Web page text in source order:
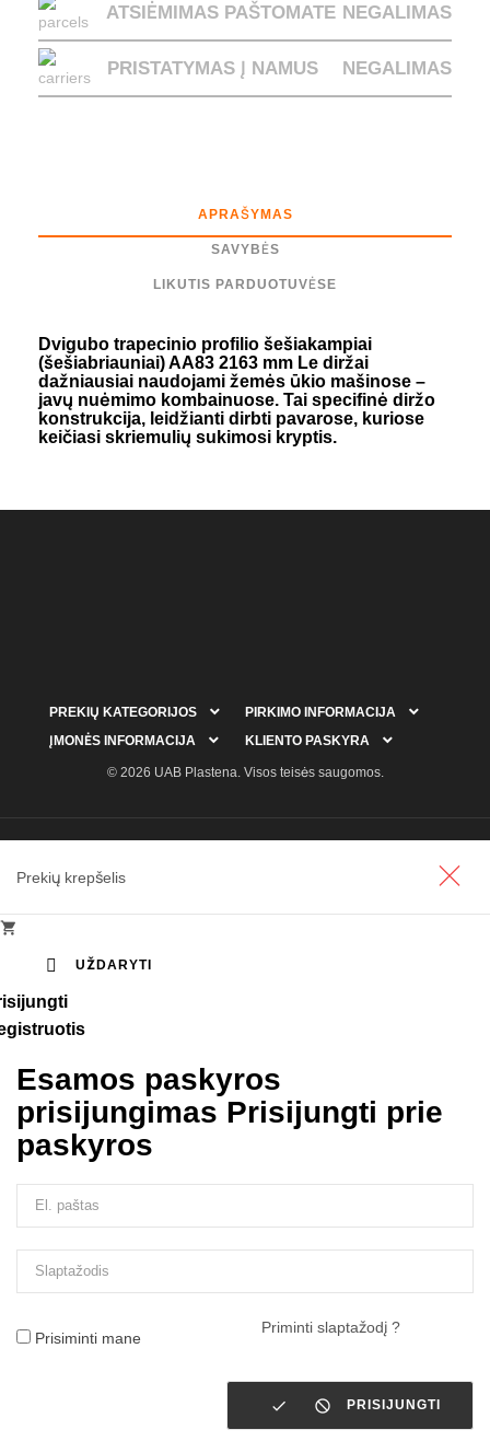
ATSIĖMIMAS PAŠTOMATE NEGALIMAS
PRISTATYMAS Į NAMUS NEGALIMAS
APRAŠYMAS
SAVYBĖS
LIKUTIS PARDUOTUVĖSE
Dvigubo trapecinio profilio šešiakampiai
(šešiabriauniai) AA83 2163 mm Le diržai
dažniausiai naudojami žemės ūkio mašinose –
javų nuėmimo kombainuose. Tai specifinė diržo
konstrukcija, leidžianti dirbti pavarose, kuriose
keičiasi skriemulių sukimosi kryptis.
PREKIŲ KATEGORIJOS  PIRKIMO INFORMACIJA 
ĮMONĖS INFORMACIJA  KLIENTO PASKYRA 
© 2026 UAB Plastena. Visos teisės saugomos.
Prekių krepšelis

 UŽDARYTI
Esamos paskyros
prisijungimas Prisijungti prie
paskyros
Prisiminti mane
Priminti slaptažodį ?
  PRISIJUNGTI